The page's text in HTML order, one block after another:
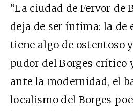
“La ciudad de Fervor de
deja de ser íntima: la de
tiene algo de ostentoso
pudor del Borges crítico
ante la modernidad, el
localismo del Borges